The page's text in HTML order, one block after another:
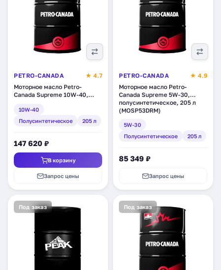
PETRO-CANADA
★ 4.7
Моторное масло Petro-
Canada Supreme 10W-40,
(MOSP14DRM)
10W-40
Полусинтетическое
205 л
147 620 ₽
В корзину
Запрос цены
PETRO-CANADA
★ 4.9
Моторное масло Petro-
Canada Supreme 5W-30,
полусинтетическое, 205 л
(MOSP53DRM)
5W-30
Полусинтетическое
205 л
85 349 ₽
Запрос цены
Под заказ Под заказ